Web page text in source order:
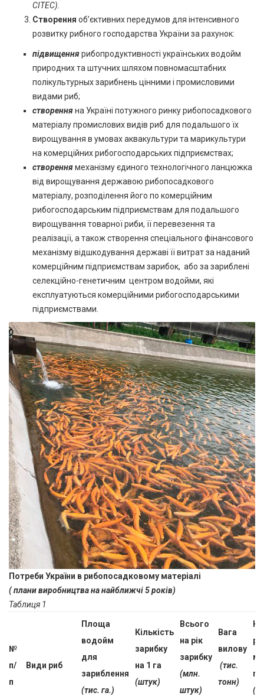
СІТЕС).
Створення об’єктивних передумов для інтенсивного
розвитку рибного господарства України за рахунок:
підвищеннярибопродуктивності українських водойм
природних та штучних шляхом повномасштабних
полікультурных зарибнень цінними і промисловими
видами риб;
створенняна Україні потужного ринку рибопосадкового
матеріалу промислових видів риб для подальшого їх
вирощування в умовах аквакультури та марикультури
на комерційних рибогосподарських підприємствах;
створеннямеханізму єдиного технологічного ланцюжка
від вирощування державою рибопосадкового
матеріалу, розподілення його по комерційним
рибогосподарським підприємствам для подальшого
вирощування товарної риби, її перевезення та
реалізації, а також створення спеціального фінансового
механізму відшкодування державі її витрат за наданий
комерційним підприємствам зарибок, або за зариблені
селекційно-генетичним центром водойми, які
експлуатуються комерційними рибогосподарськими
підприємствами.
Потреби України в рибопосадковому матеріалі
( плани виробництва на найближчі 5 років)
Таблиця 1
№
п/
п
Види риб
Площа
водойм
для
зариблення
(тис. га.)
Кількість
зарибку
на 1 га
(штук)
Всього
на рік
зарибку
(млн.
штук)
Вага
вилову
(тис.
тонн)